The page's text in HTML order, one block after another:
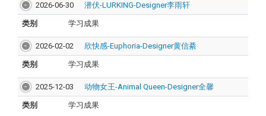
2026-06-30 潜伏-LURKING-Designer李雨轩
类别 学习成果
2026-02-02 欣快感-Euphoria-Designer黄信綦
类别 学习成果
2025-12-03 动物女王-Animal Queen-Designer全馨
类别 学习成果